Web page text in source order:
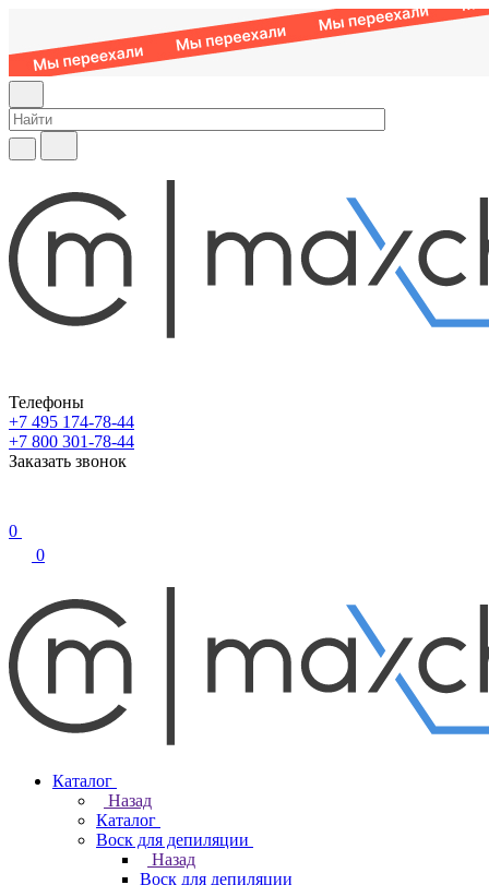
Телефоны
+7 495 174-78-44
+7 800 301-78-44
Заказать звонок
0
0
Каталог
Назад
Каталог
Воск для депиляции
Назад
Воск для депиляции